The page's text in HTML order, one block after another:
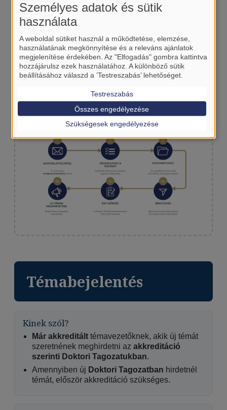
űrlapok.
EDT döntés & ODT-profil
EDTdönt az (esetleg feltételes) akkreditációról.
Pozitív döntés után aDoktori Hivatalhozza
létre azODT (doktori.hu)adatlapot; a részletes
kitöltés a te feladatod.
Témabejelentés
Kinek szól?
Már akkreditálttémavezetőknek, akik új témát
szeretnének meghirdetni az akkreditáció
szerinti Doktori Tagozatukban.
Amennyiben új Doktori Tagozatban hirdetnél
témát, először akkreditáció szükséges.
Személyes adatok és sütik
használata
A weboldal sütiket használ a működtetése, elemzése,
használatának megkönnyítése és a releváns ajánlatok
megjelenítése érdekében. Az "Elfogadás" gombra kattintva
hozzájárulsz ezek használatához. A különböző sütik
beállításához válaszd a ’Testreszabás’ lehetőséget.
Testreszabás
Szükségesek engedélyezése
Összes engedélyezése